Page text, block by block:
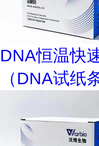
DNA恒温快
（DNA试纸